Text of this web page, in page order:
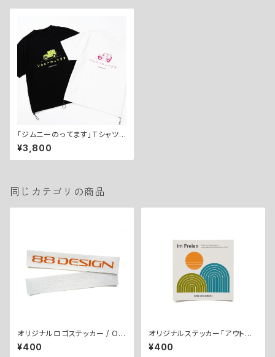
「ジムニーのってます」Tシャツ
（ドローコード付き） / “I Have
a Jimny” T-Shirt (with Dra
wstring)
¥3,800
同じカテゴリの商品
オリジナルロゴステッカー / Ori
ginal Logo Sticker
¥400
オリジナルステッカー「アウトド
ア」 / Original Sticker "Outd
oor"
¥400